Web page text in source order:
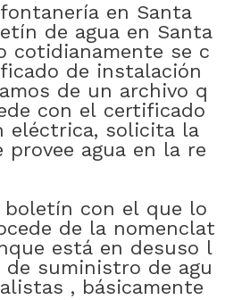
fontanería en Santa
de agua en Santa
cotidianamente se c
de instalación
de un archivo q
con el certificado
eléctrica, solicita la
provee agua en la re
boletín con el que lo
de la nomenclat
está en desuso l
de suministro de agu
, básicamente